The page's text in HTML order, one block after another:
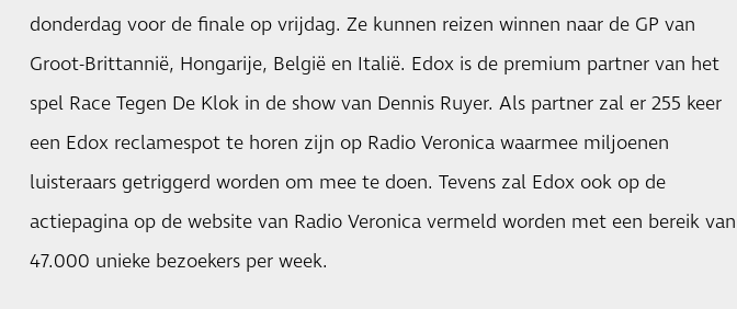
donderdag voor de finale op vrijdag. Ze kunnen reizen winnen naar de GP van
Groot-Brittannië, Hongarije, België en Italië. Edox is de premium partner van het
spel Race Tegen De Klok in de show van Dennis Ruyer. Als partner zal er 255 keer
een Edox reclamespot te horen zijn op Radio Veronica waarmee miljoenen
luisteraars getriggerd worden om mee te doen. Tevens zal Edox ook op de
actiepagina op de website van Radio Veronica vermeld worden met een bereik van
47.000 unieke bezoekers per week.